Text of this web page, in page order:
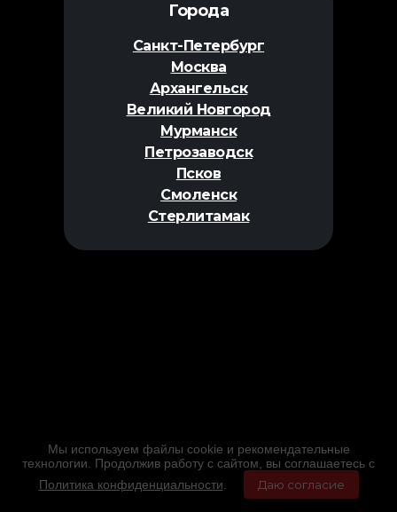
Города
Санкт-Петербург
Москва
Архангельск
Великий Новгород
Мурманск
Петрозаводск
Псков
Смоленск
Стерлитамак
Мы используем файлы cookie и рекомендательные
технологии. Продолжив работу с сайтом, вы соглашаетесь с
Политика конфиденциальности
Даю согласие